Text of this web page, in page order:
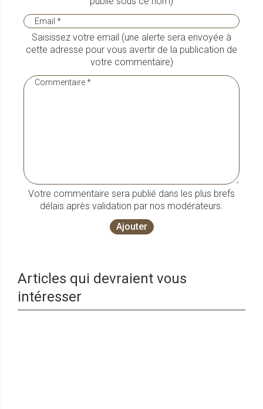
Saisissez votre email (une alerte sera envoyée à
cette adresse pour vous avertir de la publication de
votre commentaire)
Votre commentaire sera publié dans les plus brefs
délais après validation par nos modérateurs.
Ajouter
Articles qui devraient vous
intéresser